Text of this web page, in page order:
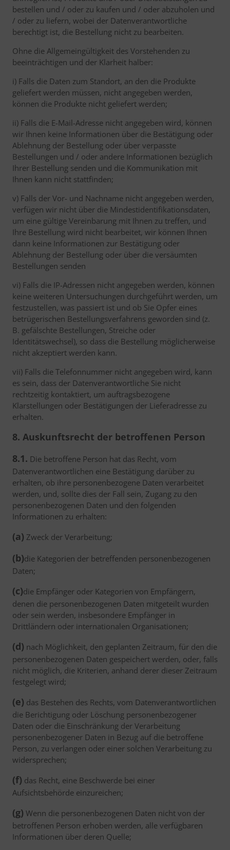
bestellen und / oder zu kaufen und / oder abzuholen und
/ oder zu liefern, wobei der Datenverantwortliche
berechtigt ist, die Bestellung nicht zu bearbeiten.
Ohne die Allgemeingültigkeit des Vorstehenden zu
beeinträchtigen und der Klarheit halber:
i) Falls die Daten zum Standort, an den die Produkte
geliefert werden müssen, nicht angegeben werden,
können die Produkte nicht geliefert werden;
ii) Falls die E-Mail-Adresse nicht angegeben wird, können
wir Ihnen keine Informationen über die Bestätigung oder
Ablehnung der Bestellung oder über verpasste
Bestellungen und / oder andere Informationen bezüglich
Ihrer Bestellung senden und die Kommunikation mit
Ihnen kann nicht stattfinden;
v) Falls der Vor- und Nachname nicht angegeben werden,
verfügen wir nicht über die Mindestidentifikationsdaten,
um eine gültige Vereinbarung mit Ihnen zu treffen, und
Ihre Bestellung wird nicht bearbeitet, wir können Ihnen
dann keine Informationen zur Bestätigung oder
Ablehnung der Bestellung oder über die versäumten
Bestellungen senden
vi) Falls die IP-Adressen nicht angegeben werden, können
keine weiteren Untersuchungen durchgeführt werden, um
festzustellen, was passiert ist und ob Sie Opfer eines
betrügerischen Bestellungsverfahrens geworden sind (z.
B. gefälschte Bestellungen, Streiche oder
Identitätswechsel), so dass die Bestellung möglicherweise
nicht akzeptiert werden kann.
vii) Falls die Telefonnummer nicht angegeben wird, kann
es sein, dass der Datenverantwortliche Sie nicht
rechtzeitig kontaktiert, um auftragsbezogene
Klarstellungen oder Bestätigungen der Lieferadresse zu
erhalten.
8. Auskunftsrecht der betroffenen Person
8.1. Die betroffene Person hat das Recht, vom
Datenverantwortlichen eine Bestätigung darüber zu
erhalten, ob ihre personenbezogene Daten verarbeitet
werden, und, sollte dies der Fall sein, Zugang zu den
personenbezogenen Daten und den folgenden
Informationen zu erhalten:
(a) Zweck der Verarbeitung;
(b)die Kategorien der betreffenden personenbezogenen
Daten;
(c)die Empfänger oder Kategorien von Empfängern,
denen die personenbezogenen Daten mitgeteilt wurden
oder sein werden, insbesondere Empfänger in
Drittländern oder internationalen Organisationen;
(d) nach Möglichkeit, den geplanten Zeitraum, für den die
personenbezogenen Daten gespeichert werden, oder, falls
nicht möglich, die Kriterien, anhand derer dieser Zeitraum
festgelegt wird;
(e) das Bestehen des Rechts, vom Datenverantwortlichen
die Berichtigung oder Löschung personenbezogener
Daten oder die Einschränkung der Verarbeitung
personenbezogener Daten in Bezug auf die betroffene
Person, zu verlangen oder einer solchen Verarbeitung zu
widersprechen;
(f) das Recht, eine Beschwerde bei einer
Aufsichtsbehörde einzureichen;
(g) Wenn die personenbezogenen Daten nicht von der
betroffenen Person erhoben werden, alle verfügbaren
Informationen über deren Quelle;